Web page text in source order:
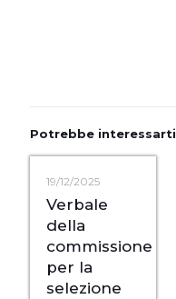
Potrebbe interessarti
19/12/2025
Verbale
della
commissione
per la
selezione